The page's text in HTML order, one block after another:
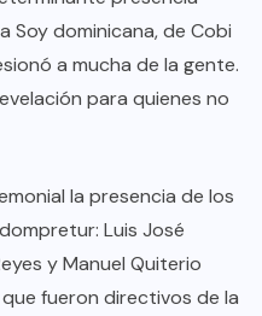
Soy dominicana, de Cobi
a mucha de la gente.
para quienes no
la presencia de los
Luis José
y Manuel Quiterio
fueron directivos de la